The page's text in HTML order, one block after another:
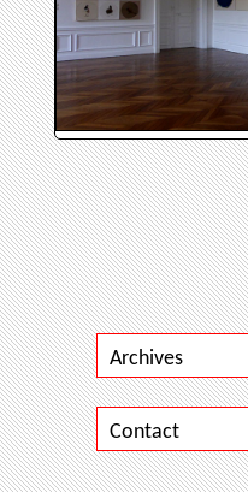
Archives
Contact